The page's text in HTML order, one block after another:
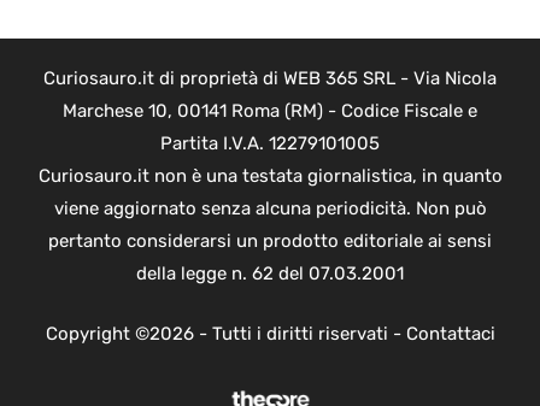
Curiosauro.it di proprietà di WEB 365 SRL - Via Nicola
Marchese 10, 00141 Roma (RM) - Codice Fiscale e
Partita I.V.A. 12279101005
Curiosauro.it non è una testata giornalistica, in quanto
viene aggiornato senza alcuna periodicità. Non può
pertanto considerarsi un prodotto editoriale ai sensi
della legge n. 62 del 07.03.2001
Copyright ©2026 - Tutti i diritti riservati - Contattaci